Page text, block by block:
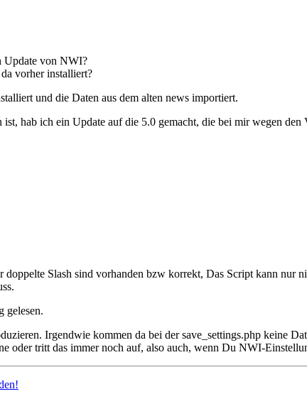
Update von NWI?
vorher installiert?
und die Daten aus dem alten news importiert.
hab ich ein Update auf die 5.0 gemacht, die bei mir wegen
doppelte Slash sind vorhanden bzw korrekt, Das Script kann nur
gelesen.
Irgendwie kommen da bei der save_settings.php keine
oder tritt das immer noch auf, also auch, wenn Du NWI-